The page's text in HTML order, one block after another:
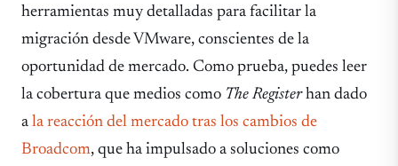
herramientas muy detalladas para facilitar la
migración desde VMware, conscientes de la
oportunidad de mercado. Como prueba, puedes leer
la cobertura que medios como The Registerhan dado
a la reacción del mercado tras los cambios de
Broadcom, que ha impulsado a soluciones como